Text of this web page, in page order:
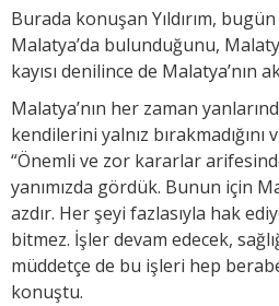
Burada konuşan Yıldırım, bugün
Malatya’da bulunduğunu,
kayısı denilince de Malatya’nın
Malatya’nın her zaman
kendilerini yalnız bırakmadığını
“Önemli ve zor kararlar
yanımızda gördük. Bunun için
azdır. Her şeyi fazlasıyla hak
bitmez. İşler devam edecek,
müddetçe de bu işleri hep
konuştu.